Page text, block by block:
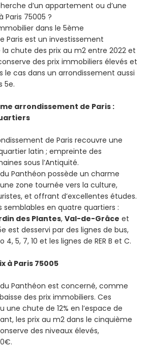
d’un appartement ou d’une
Paris 75005 ?
dans le 5ème
Paris est un investissement
chute des prix au m2 entre 2022 et
des prix immobiliers élevés et
le cas dans un arrondissement aussi
5e.
arrondissement de Paris :
de Paris recouvre une
latin ; empreinte des
sous l’Antiquité.
Panthéon possède un charme
zone tournée vers la culture,
et offrant d’excellentes études.
semblables en quatre quartiers :
des Plantes, Val-de-Grâce et
est desservi par des lignes de bus,
5, 7, 10 et les lignes de RER B et C.
à Paris 75005
du Panthéon est concerné, comme
des prix immobiliers. Ces
une chute de 12% en l’espace de
les prix au m2 dans le cinquième
des niveaux élevés,